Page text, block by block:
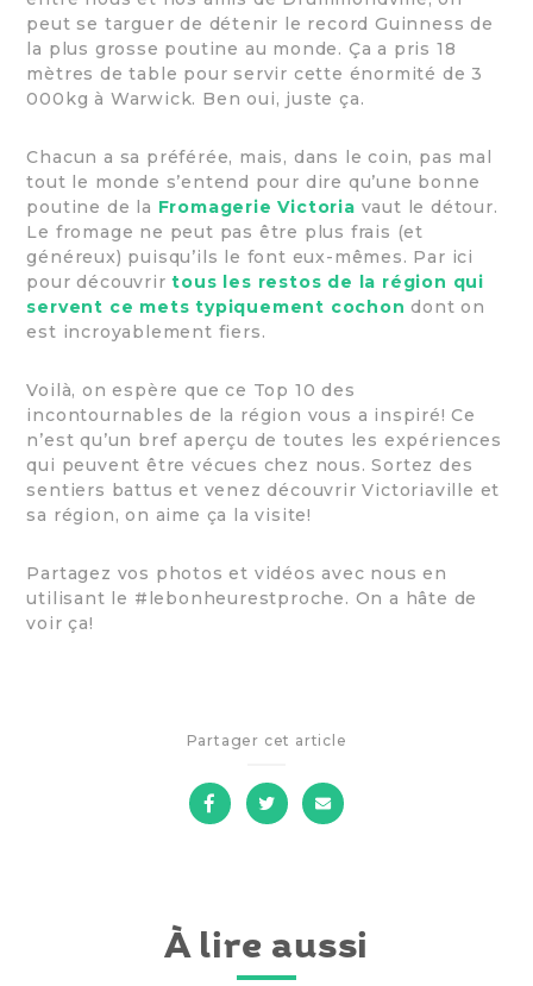
peut se targuer de détenir le record Guinness de
la plus grosse poutine au monde. Ça a pris 18
mètres de table pour servir cette énormité de 3
000kg à Warwick. Ben oui, juste ça.
Chacun a sa préférée, mais, dans le coin, pas mal
tout le monde s’entend pour dire qu’une bonne
poutine de la Fromagerie Victoria vaut le détour.
Le fromage ne peut pas être plus frais (et
généreux) puisqu’ils le font eux-mêmes. Par ici
pour découvrirtous les restos de la région qui
servent ce mets typiquement cochon dont on
est incroyablement fiers.
Voilà, on espère que ce Top 10 des
incontournables de la région vous a inspiré! Ce
n’est qu’un bref aperçu de toutes les expériences
qui peuvent être vécues chez nous. Sortez des
sentiers battus et venez découvrir Victoriaville et
sa région, on aime ça la visite!
Partagez vos photos et vidéos avec nous en
utilisant le #lebonheurestproche. On a hâte de
voir ça!
Partager cet article
sursurpar
À lire aussi